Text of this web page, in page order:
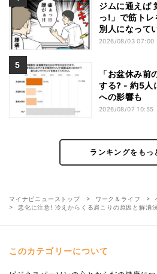
ジムに通えば
っ!」で筋ト
別人になって
2026/08/03 07:00
「お盆休み
する? - 約5人
への影響も
2026/08/07 10:55
ランキングをもっ
マイナビニューストップ ワーク＆ライフ
悪化に注意! 冷えからくる肩こりの原因と解消
このカテゴリーについて